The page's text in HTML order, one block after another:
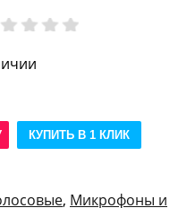
КУПИТЬ В 1 КЛИК
, Микрофоны и